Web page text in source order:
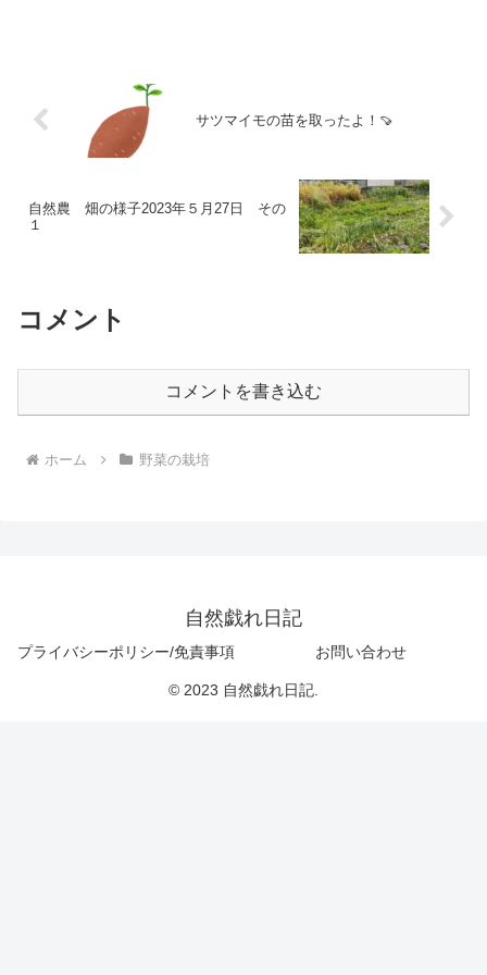
サツマイモの苗を取ったよ！🍠
自然農 畑の様子2023年５月27日 その
１
コメント
コメントを書き込む
ホーム 野菜の栽培
自然戯れ日記
プライバシーポリシー/免責事項 お問い合わせ
© 2023 自然戯れ日記.